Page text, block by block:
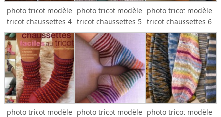
photo tricot modèle
tricot chaussettes 4
photo tricot modèle
tricot chaussettes 5
photo tricot modèle
tricot chaussettes 6
photo tricot modèle photo tricot modèle photo tricot modèle